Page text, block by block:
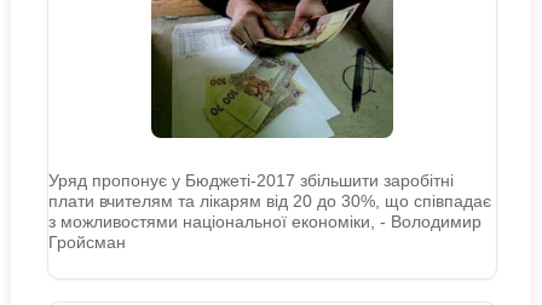
Уряд пропонує у Бюджеті-2017 збільшити заробітні
плати вчителям та лікарям від 20 до 30%, що співпадає
з можливостями національної економіки, - Володимир
Гройсман